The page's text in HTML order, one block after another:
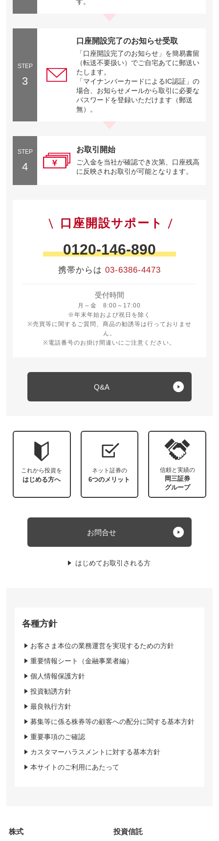
STEP
3
口座開設完了のお知らせ受取
「口座開設完了のお知らせ」を簡易書留
（転送不要扱い）でご自宅あてに郵送い
たします。
「マイナンバーカードによるIC認証」の
場合、お知らせメールから取引に必要な
パスワードを登録いただけます（郵送
無）。
STEP
4
お取引開始
ご入金を当社が確認でき次第、口座残高
に反映されお取引が可能となります。
口座開設サポート
0120-146-890
携帯からは 03-6386-4473
受付時間
月～金 8:00～17:00
月曜日から金曜日 8時から17時
※年末年始および祝日を除く
※売買等に関するご質問、商品の勧誘等は行っておりませ
ん。
※電話番号のお掛け間違いにご注意ください。
Q&A
これから投資を
はじめる方へ
ネット証券の
6つのメリット
信頼と実績の
岡三証券
グループ
お問合せ
はじめてお取引される方
各種方針
お客さま本位の業務運営を実現するための方針
重要情報シート（金融事業者編）
個人情報保護方針
投資勧誘方針
最良執行方針
募集等に係る株券等の顧客への配分に関する基本方針
重要事項のご確認
カスタマーハラスメントに対する基本方針
本サイトのご利用にあたって
株式
投資信託